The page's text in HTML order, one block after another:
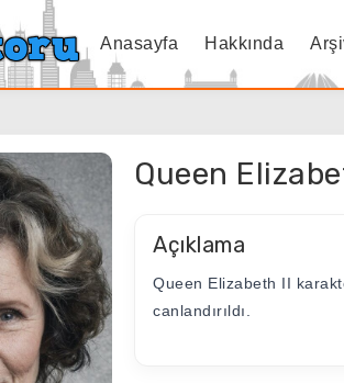
Anasayfa Hakkında
Queen
Açıklama
Queen Elizabeth II
canlandırıldı.